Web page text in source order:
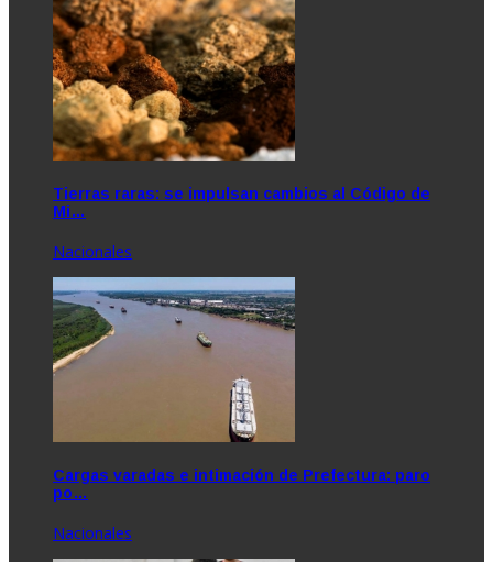
Tierras raras: se impulsan cambios al Código de
Mi…
Nacionales
Cargas varadas e intimación de Prefectura: paro
po…
Nacionales